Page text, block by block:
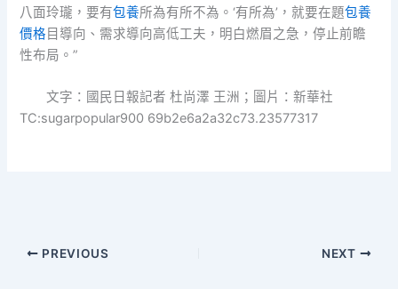
八面玲瓏，要有包養所為有所不為。‘有所為’，就要在題包養
價格 目導向、需求導向高低工夫，明白燃眉之急，停止前瞻
性布局。”
文字：國民日報記者 杜尚澤 王洲；圖片：新華社
TC:sugarpopular900 69b2e6a2a32c73.23577317
PREVIOUS NEXT